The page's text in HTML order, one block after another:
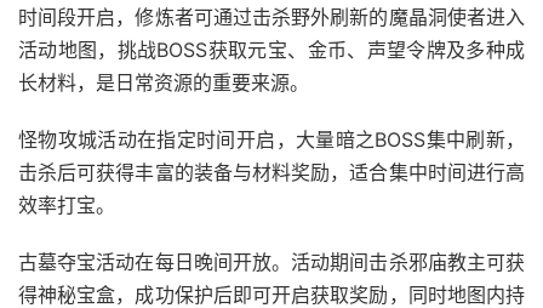
时间段开启，修炼者可通过击杀野外刷新的魔晶洞使者进入
活动地图，挑战BOSS获取元宝、金币、声望令牌及多种成
长材料，是日常资源的重要来源。
怪物攻城活动在指定时间开启，大量暗之BOSS集中刷新，
击杀后可获得丰富的装备与材料奖励，适合集中时间进行高
效率打宝。
古墓夺宝活动在每日晚间开放。活动期间击杀邪庙教主可获
得神秘宝盒，成功保护后即可开启获取奖励，同时地图内持